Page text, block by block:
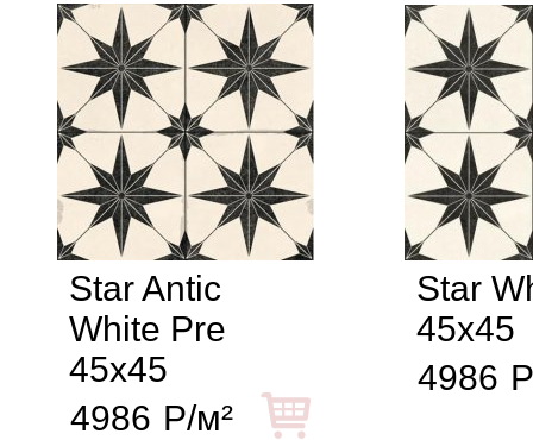
Star Antic
White Pre
45x45
4986 Р/м²
Star
45x45
4986